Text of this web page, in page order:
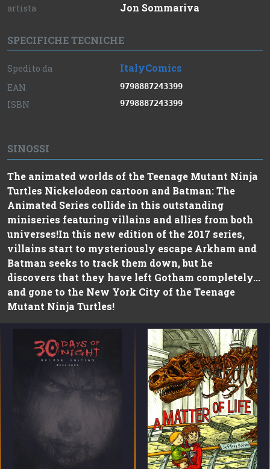
artista Jon Sommariva
SPECIFICHE TECNICHE
Spedito da ItalyComics
EAN 9798887243399
ISBN 9798887243399
SINOSSI
The animated worlds of the Teenage Mutant Ninja
Turtles Nickelodeon cartoon and Batman: The
Animated Series collide in this outstanding
miniseries featuring villains and allies from both
universes!In this new edition of the 2017 series,
villains start to mysteriously escape Arkham and
Batman seeks to track them down, but he
discovers that they have left Gotham completely...
and gone to the New York City of the Teenage
Mutant Ninja Turtles!